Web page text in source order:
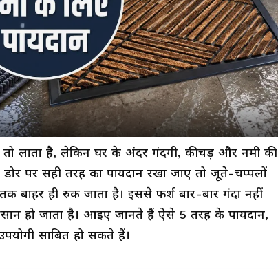
लाता है, लेकिन घर के अंदर गंदगी, कीचड़ और नमी की
पर सही तरह का पायदान रखा जाए तो जूते-चप्पलों
बाहर ही रुक जाता है। इससे फर्श बार-बार गंदा नहीं
हो जाता है। आइए जानते हैं ऐसे 5 तरह के पायदान,
साबित हो सकते हैं।